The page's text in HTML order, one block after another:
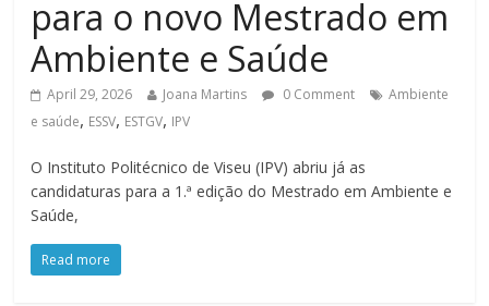
para o novo Mestrado em
Ambiente e Saúde
April 29, 2026 Joana Martins 0 Comment
Ambiente
e saúde, ESSV, ESTGV, IPV
O Instituto Politécnico de Viseu (IPV) abriu já as
candidaturas para a 1.ª edição do Mestrado em Ambiente e
Saúde,
Read more